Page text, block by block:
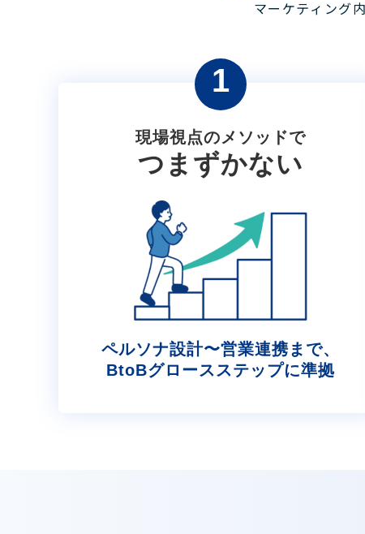
マーケティング
1
現場視点のメソッドで
つまずかない
ペルソナ設計〜営業連携まで、
BtoBグロースステップに準拠